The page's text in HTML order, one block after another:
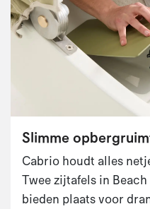
Slimme
Cabrio houdt alles
Twee zijtafels in
bieden plaats voor